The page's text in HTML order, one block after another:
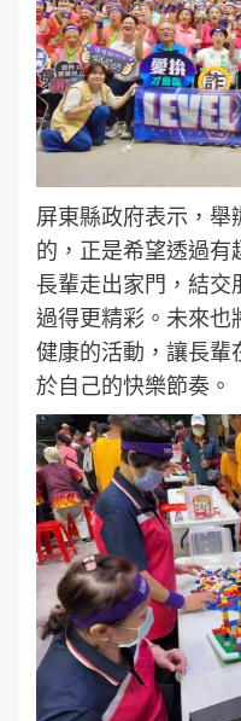
屏東縣政府表示，舉
的，正是希望透過有
長輩走出家門，結
過得更精彩。未來也
健康的活動，讓長輩
於自己的快樂節奏。